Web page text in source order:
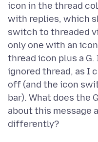
icon in the thread
with replies, which
switch to threaded
only one with an
thread icon plus a
ignored thread, as I
off (and the icon
bar). What does the
about this message